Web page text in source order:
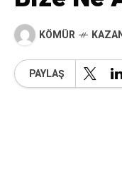
KÖMÜR
PAYLAŞ